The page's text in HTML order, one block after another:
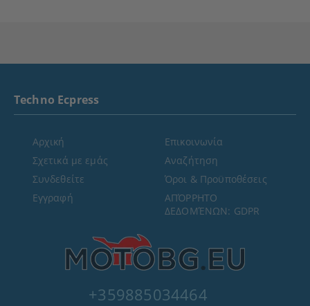
+359885034464
Techno Ecpress
Αρχική
Σχετικά με εμάς
Συνδεθείτε
Εγγραφή
Επικοινωνία
Αναζήτηση
Όροι & Προϋποθέσεις
ΑΠΌΡΡΗΤΟ
ΔΕΔΟΜΈΝΩΝ: GDPR